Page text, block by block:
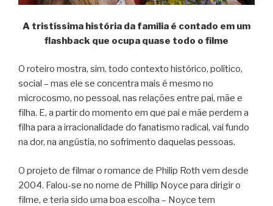
A tristíssima história da família é contado em um
flashback que ocupa quase todo o filme
O roteiro mostra, sim, todo contexto histórico, político,
social – mas ele se concentra mais é mesmo no
microcosmo, no pessoal, nas relações entre pai, mãe e
filha. E, a partir do momento em que pai e mãe perdem a
filha para a irracionalidade do fanatismo radical, vai fundo
na dor, na angústia, no sofrimento daquelas pessoas.
O projeto de filmar o romance de Philip Roth vem desde
2004. Falou-se no nome de Phillip Noyce para dirigir o
filme, e teria sido uma boa escolha – Noyce tem